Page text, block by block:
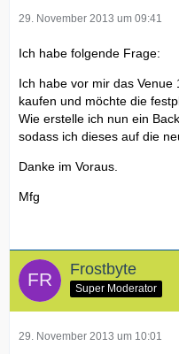
29. November 2013 um 09:41
Ich habe folgende Frage:
Ich habe vor mir das Venue
kaufen und möchte die
Wie erstelle ich nun ein
sodass ich dieses auf die
Danke im Voraus.
Mfg
Frostbyte
Super Moderator
29. November 2013 um 10:01